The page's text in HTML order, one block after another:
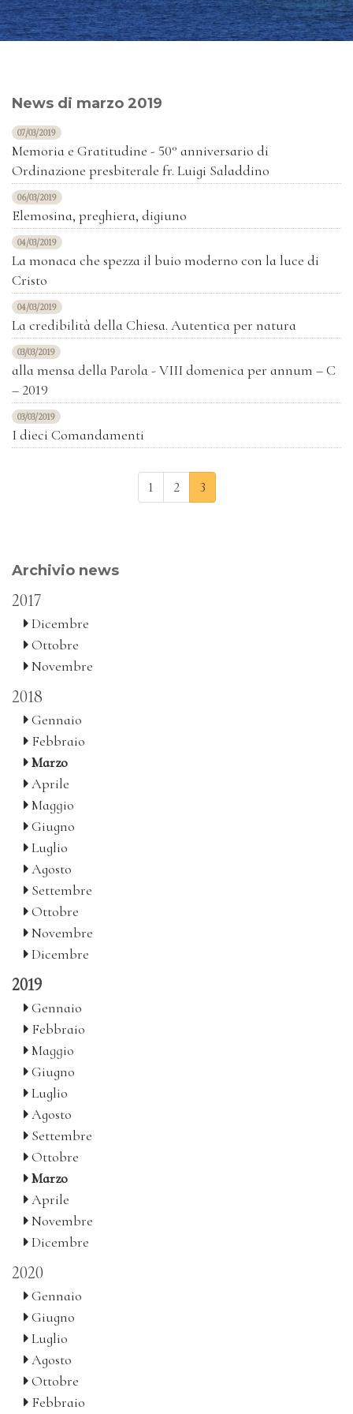
News di marzo 2019
07/03/2019
Memoria e Gratitudine - 50° anniversario di
Ordinazione presbiterale fr. Luigi Saladdino
06/03/2019
Elemosina, preghiera, digiuno
04/03/2019
La monaca che spezza il buio moderno con la luce di
Cristo
04/03/2019
La credibilità della Chiesa. Autentica per natura
03/03/2019
alla mensa della Parola - VIII domenica per annum – C
– 2019
03/03/2019
I dieci Comandamenti
1 2 3
Archivio news
2017
Dicembre
Ottobre
Novembre
2018
Gennaio
Febbraio
Marzo
Aprile
Maggio
Giugno
Luglio
Agosto
Settembre
Ottobre
Novembre
Dicembre
2019
Gennaio
Febbraio
Maggio
Giugno
Luglio
Agosto
Settembre
Ottobre
Marzo
Aprile
Novembre
Dicembre
2020
Gennaio
Giugno
Luglio
Agosto
Ottobre
Febbraio